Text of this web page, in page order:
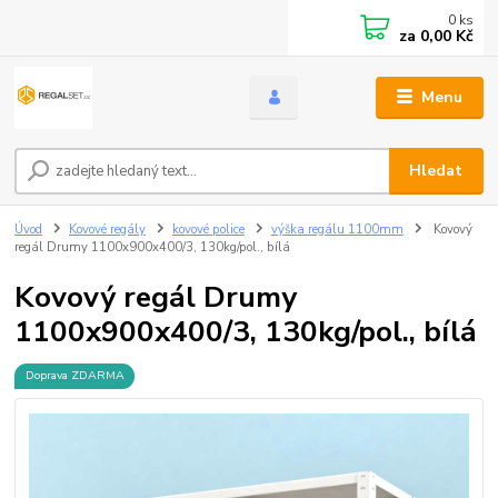
Menu
Hledat
0 ks
za 0,00 Kč
Úvod Kovové regály kovové police výška regálu 1100mm
Kovový
regál Drumy 1100x900x400/3, 130kg/pol., bílá
Kovový regál Drumy
1100x900x400/3, 130kg/pol., bílá
Doprava ZDARMA